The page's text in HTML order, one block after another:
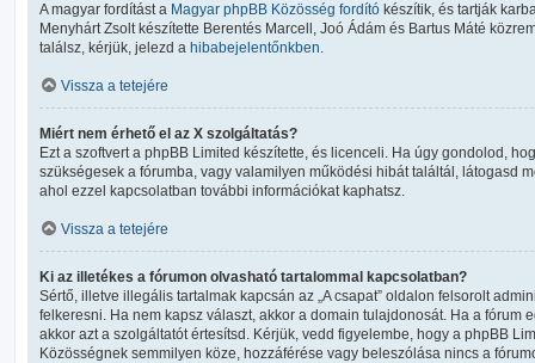
A magyar fordítást a Magyar phpBB Közösség fordító készítik, és tartják
Menyhárt Zsolt készítette Berentés Marcell, Joó Ádám és Bartus Máté
találsz, kérjük, jelezd a hibabejelentőnkben.
Vissza a tetejére
Miért nem érhető el az X szolgáltatás?
Ezt a szoftvert a phpBB Limited készítette, és licenceli. Ha úgy gondolod,
szükségesek a fórumba, vagy valamilyen működési hibát találtál, látogasd
ahol ezzel kapcsolatban további információkat kaphatsz.
Vissza a tetejére
Ki az illetékes a fórumon olvasható tartalommal kapcsolatban?
Sértő, illetve illegális tartalmak kapcsán az „A csapat” oldalon felsorolt
felkeresni. Ha nem kapsz választ, akkor a domain tulajdonosát. Ha a fórum
akkor azt a szolgáltatót értesítsd. Kérjük, vedd figyelembe, hogy a phpBB
Közösségnek semmilyen köze, hozzáférése vagy beleszólása nincs a